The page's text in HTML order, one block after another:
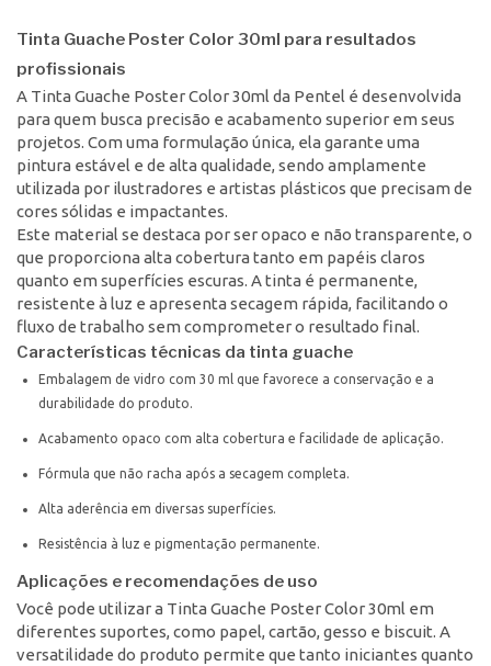
Tinta Guache Poster Color 30ml para resultados
profissionais
A Tinta Guache Poster Color 30ml da Pentel é desenvolvida
para quem busca precisão e acabamento superior em seus
projetos. Com uma formulação única, ela garante uma
pintura estável e de alta qualidade, sendo amplamente
utilizada por ilustradores e artistas plásticos que precisam de
cores sólidas e impactantes.
Este material se destaca por ser opaco e não transparente, o
que proporciona alta cobertura tanto em papéis claros
quanto em superfícies escuras. A tinta é permanente,
resistente à luz e apresenta secagem rápida, facilitando o
fluxo de trabalho sem comprometer o resultado final.
Características técnicas da tinta guache
Embalagem de vidro com 30 ml que favorece a conservação e a
durabilidade do produto.
Acabamento opaco com alta cobertura e facilidade de aplicação.
Fórmula que não racha após a secagem completa.
Alta aderência em diversas superfícies.
Resistência à luz e pigmentação permanente.
Aplicações e recomendações de uso
Você pode utilizar a Tinta Guache Poster Color 30ml em
diferentes suportes, como papel, cartão, gesso e biscuit. A
versatilidade do produto permite que tanto iniciantes quanto